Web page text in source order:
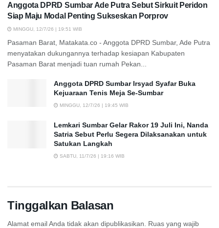
Anggota DPRD Sumbar Ade Putra Sebut Sirkuit Peridon
Siap Maju Modal Penting Sukseskan Porprov
MINGGU, 12/7/26 | 19:51 WIB
Pasaman Barat, Matakata.co - Anggota DPRD Sumbar, Ade Putra
menyatakan dukungannya terhadap kesiapan Kabupaten
Pasaman Barat menjadi tuan rumah Pekan...
Anggota DPRD Sumbar Irsyad Syafar Buka
Kejuaraan Tenis Meja Se-Sumbar
MINGGU, 12/7/26 | 19:45 WIB
Lemkari Sumbar Gelar Rakor 19 Juli Ini, Nanda
Satria Sebut Perlu Segera Dilaksanakan untuk
Satukan Langkah
SABTU, 11/7/26 | 19:16 WIB
Tinggalkan Balasan
Alamat email Anda tidak akan dipublikasikan.
Ruas yang wajib